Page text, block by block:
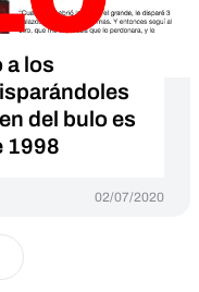
a los
del bulo es
1998
02/07/2020